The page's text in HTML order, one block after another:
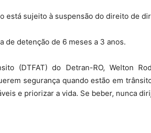
sujeito à suspensão do direito de
de detenção de 6 meses a 3 anos.
(DTFAT) do Detran-RO, Welton
segurança quando estão em
e priorizar a vida. Se beber, nunca